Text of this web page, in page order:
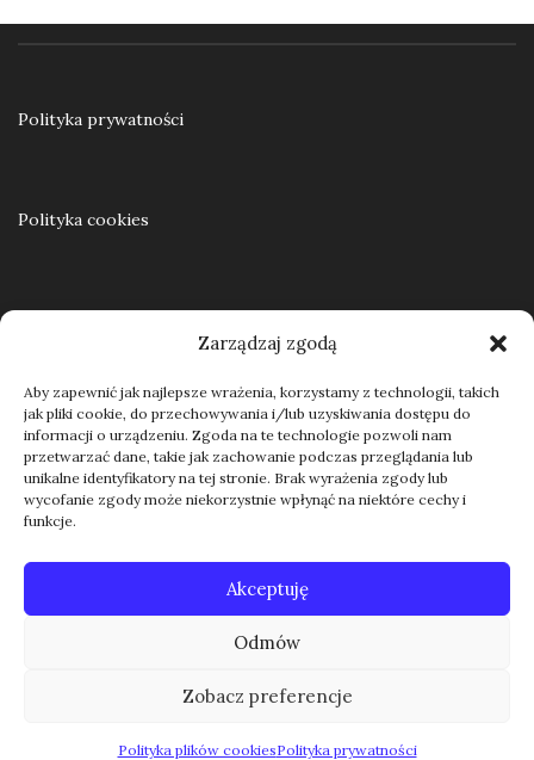
Zarządzaj zgodą
Aby zapewnić jak najlepsze wrażenia, korzystamy z technologii, takich
jak pliki cookie, do przechowywania i/lub uzyskiwania dostępu do
informacji o urządzeniu. Zgoda na te technologie pozwoli nam
przetwarzać dane, takie jak zachowanie podczas przeglądania lub
unikalne identyfikatory na tej stronie. Brak wyrażenia zgody lub
wycofanie zgody może niekorzystnie wpłynąć na niektóre cechy i
funkcje.
Akceptuję
Odmów
Zobacz preferencje
Polityka plików cookiesPolityka prywatności
Polityka prywatności
Polityka cookies
Kontakt